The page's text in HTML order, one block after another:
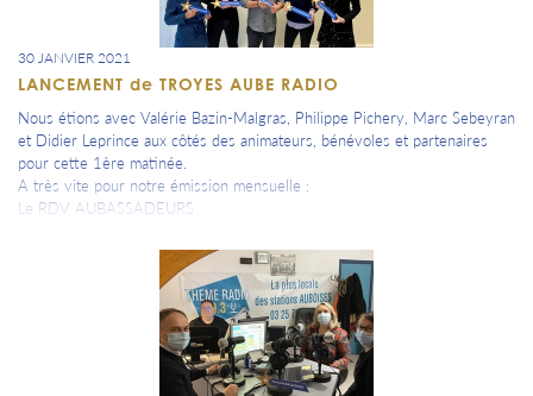
30 JANVIER 2021
LANCEMENT de TROYES AUBE RADIO
Nous étions avec Valérie Bazin-Malgras, Philippe Pichery, Marc Sebeyran
et Didier Leprince aux côtés des animateurs, bénévoles et partenaires
pour cette 1ère matinée.
A très vite pour notre émission mensuelle :
Le RDV AUBASSADEURS